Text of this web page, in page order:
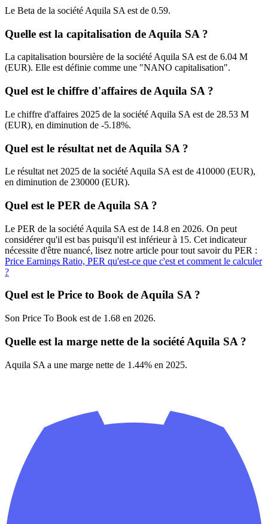
Le Beta de la société Aquila SA est de 0.59.
Quelle est la capitalisation de Aquila SA ?
La capitalisation boursière de la société Aquila SA est de 6.04 M
(EUR). Elle est définie comme une "NANO capitalisation".
Quel est le chiffre d'affaires de Aquila SA ?
Le chiffre d'affaires 2025 de la société Aquila SA est de 28.53 M
(EUR), en diminution de -5.18%.
Quel est le résultat net de Aquila SA ?
Le résultat net 2025 de la société Aquila SA est de 410000 (EUR),
en diminution de 230000 (EUR).
Quel est le PER de Aquila SA ?
Le PER de la société Aquila SA est de 14.8 en 2026. On peut
considérer qu'il est bas puisqu'il est inférieur à 15. Cet indicateur
nécessite d'être nuancé, lisez notre article pour tout savoir du PER :
Price Earnings Ratio, PER qu'est-ce que c'est et comment le calculer
?
Quel est le Price to Book de Aquila SA ?
Son Price To Book est de 1.68 en 2026.
Quelle est la marge nette de la société Aquila SA ?
Aquila SA a une marge nette de 1.44% en 2025.